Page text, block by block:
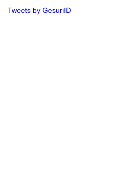
Tweets by GesuriID